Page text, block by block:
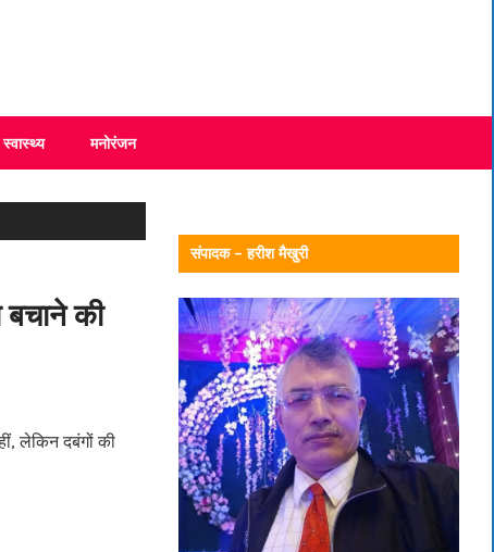
स्वास्थ्य मनोरंजन
बचाने की
लेकिन दबंगों की
संपादक – हरीश मैखुरी